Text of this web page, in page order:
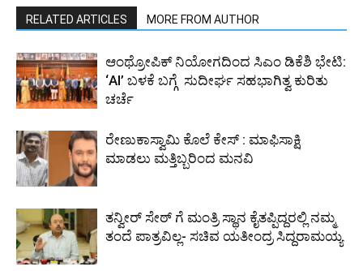
RELATED ARTICLES MORE FROM AUTHOR
ಆಂಥ್ರೋಪಿಕ್ ನಿಯೋಗದಿಂದ ಸಿಎಂ ಡಿಕೆಶಿ ಭೇಟಿ:
‘AI’ ಬಳಕೆ ಬಗ್ಗೆ ಸುದೀರ್ಘ ಸಹಭಾಗಿತ್ವ ಕುರಿತು
ಚರ್ಚೆ
ರೇಣುಕಾಸ್ವಾಮಿ ಕೊಲೆ ಕೇಸ್ : ಮಾಫಿಸಾಕ್ಷಿ
ಮಾಡಲು ಮತ್ತಿಬ್ಬರಿಂದ ಮನವಿ
ತನ್ವೀರ್ ಸೇಠ್ ಗೆ ಮಂತ್ರಿ ಸ್ಥಾನ ಕೈತಪ್ಪಿದ್ದರಲ್ಲಿ ನಮ್ಮ
ತಂದೆ ಪಾತ್ರವಿಲ್ಲ- ಸಚಿವ ಯತೀಂದ್ರ ಸಿದ್ದರಾಮಯ್ಯ